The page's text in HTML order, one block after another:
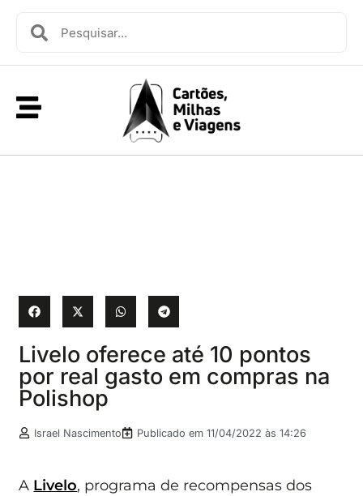
Livelo oferece até 10 pontos
por real gasto em compras na
Polishop
Israel Nascimento Publicado em11/04/2022 às 14:26
A Livelo, programa de recompensas dos